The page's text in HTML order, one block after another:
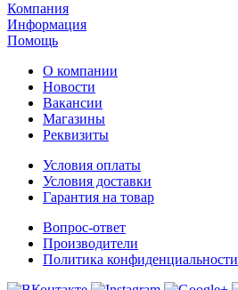
Компания
Информация
Помощь
О компании
Новости
Вакансии
Магазины
Реквизиты
Условия оплаты
Условия доставки
Гарантия на товар
Вопрос-ответ
Производители
Политика конфиденциальности